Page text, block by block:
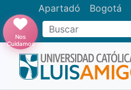
Apartadó Bogotá
Buscar
Nos
Cuidamos